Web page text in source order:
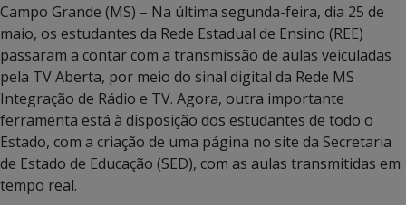
Campo Grande (MS) – Na última segunda-feira, dia 25 de
maio, os estudantes da Rede Estadual de Ensino (REE)
passaram a contar com a transmissão de aulas veiculadas
pela TV Aberta, por meio do sinal digital da Rede MS
Integração de Rádio e TV. Agora, outra importante
ferramenta está à disposição dos estudantes de todo o
Estado, com a criação de uma página no site da Secretaria
de Estado de Educação (SED), com as aulas transmitidas em
tempo real.